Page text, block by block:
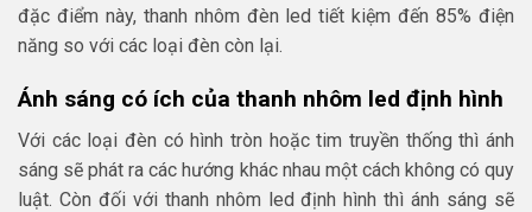
đặc điểm này, thanh nhôm đèn led tiết kiệm đến 85% điện
năng so với các loại đèn còn lại.
Ánh sáng có ích của thanh nhôm led định hình
Với các loại đèn có hình tròn hoặc tim truyền thống thì ánh
sáng sẽ phát ra các hướng khác nhau một cách không có quy
luật. Còn đối với thanh nhôm led định hình thì ánh sáng sẽ